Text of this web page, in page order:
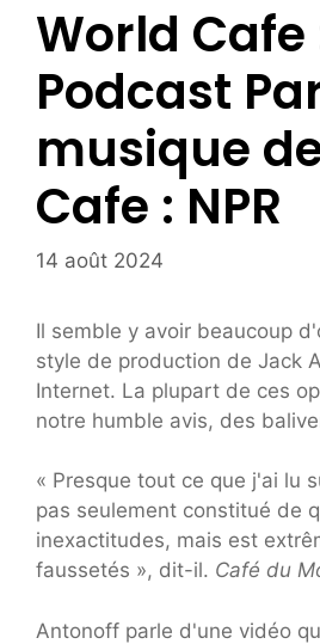
World Cafe
Podcast
musique
Cafe : NPR
14 août 2024
Il semble y avoir beaucoup
style de production de Jack
Internet. La plupart de ces
notre humble avis, des
« Presque tout ce que j'ai lu
pas seulement constitué de
inexactitudes, mais est
faussetés », dit-il. Café du
Antonoff parle d'une vidéo